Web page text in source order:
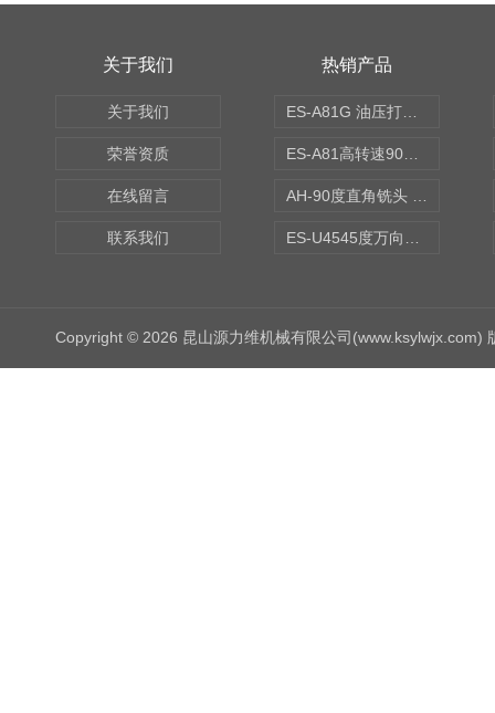
关于我们
关于我们
荣誉资质
在线留言
联系我们
热销产品
Copyright © 2026 昆山源力维机械有限公司(www.ksylwjx.com)